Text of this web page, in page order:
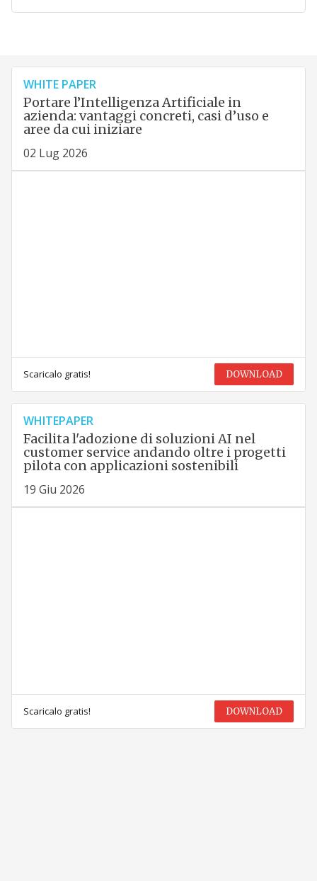
WHITE PAPER
Portare l’Intelligenza Artificiale in
azienda: vantaggi concreti, casi d’uso e
aree da cui iniziare
02 Lug 2026
Scaricalo gratis! DOWNLOAD
WHITEPAPER
Facilita l'adozione di soluzioni AI nel
customer service andando oltre i progetti
pilota con applicazioni sostenibili
19 Giu 2026
Scaricalo gratis! DOWNLOAD